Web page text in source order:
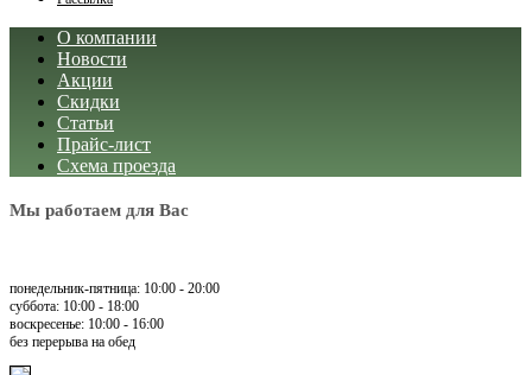
О компании
Новости
Акции
Скидки
Статьи
Прайс-лист
Схема проезда
Мы работаем для Вас
понедельник-пятница: 10:00 - 20:00
суббота: 10:00 - 18:00
воскресенье: 10:00 - 16:00
без перерыва на обед